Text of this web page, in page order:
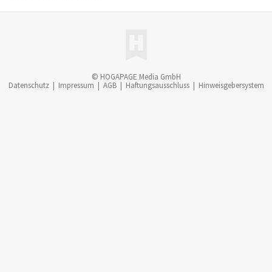
© HOGAPAGE Media GmbH
Datenschutz | Impressum | AGB | Haftungsausschluss | Hinweisgebersystem